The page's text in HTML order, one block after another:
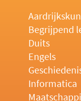
Begrijpend
Duits
Engels
Informatica